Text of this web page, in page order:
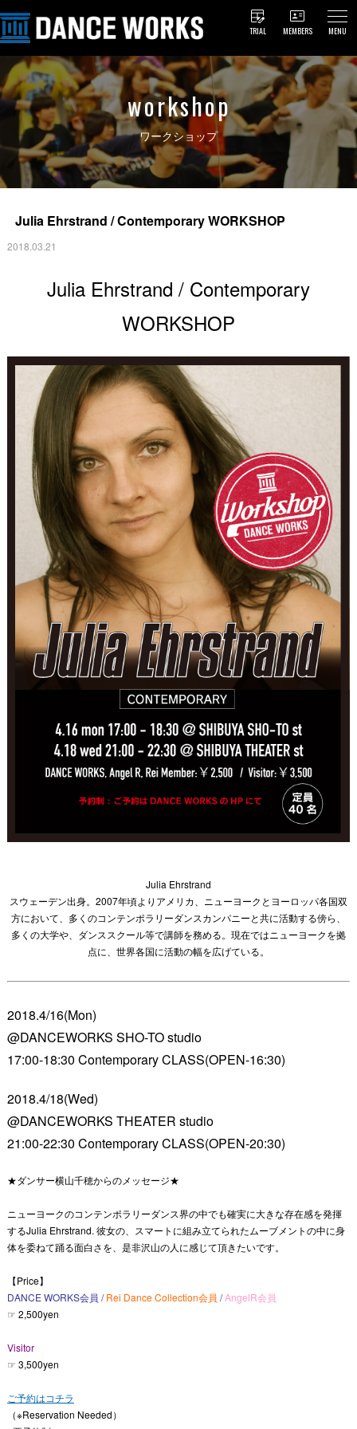
TRIAL MEMBERS MENU
workshop
ワークショップ
Julia Ehrstrand / Contemporary WORKSHOP
2018.03.21
Julia Ehrstrand / Contemporary
WORKSHOP
Julia Ehrstrand
スウェーデン出身。2007年頃よりアメリカ、ニューヨークとヨーロッパ各国双
方において、多くのコンテンポラリーダンスカンパニーと共に活動する傍ら、
多くの大学や、ダンススクール等で講師を務める。現在ではニューヨークを拠
点に、世界各国に活動の幅を広げている。
2018.4/16(Mon)
@DANCEWORKS SHO-TO studio
17:00-18:30 ContemporaryCLASS(OPEN-16:30)
2018.4/18(Wed)
@DANCEWORKS THEATER studio
21:00-22:30 Contemporary CLASS(OPEN-20:30)
★ダンサー横山千穂からのメッセージ★
ニューヨークのコンテンポラリーダンス界の中でも確実に大きな存在感を発揮
するJulia Ehrstrand. 彼女の、スマートに組み立てられたムーブメントの中に身
体を委ねて踊る面白さを、是非沢山の人に感じて頂きたいです。
【Price】
DANCE WORKS会員 /Rei Dance Collection会員 /AngelR会員
☞ 2,500yen
Visitor
☞ 3,500yen
ご予約はコチラ
（※Reservation Needed）